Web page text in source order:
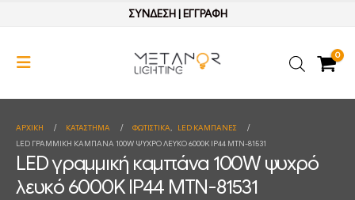
ΣΥΝΔΕΣΗ| ΕΓΓΡΑΦΗ
0
ΑΡΧΙΚΉ ΚΑΤΆΣΤΗΜΑ ΦΩΤΙΣΤΙΚΑ,
LED ΚΑΜΠΑΝΕΣ
LED ΓΡΑΜΜΙΚΉ ΚΑΜΠΆΝΑ 100W ΨΥΧΡΌ ΛΕΥΚΌ 6000K IP44 MTN-81531
LED γραμμική καμπάνα 100W ψυχρό
λευκό 6000K IP44 MTN-81531